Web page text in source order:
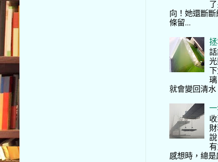
向！她還斷
條留...
就會變回清
感想時，總